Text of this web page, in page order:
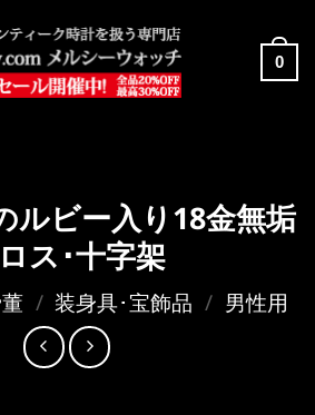
0
ルビー入り18金無垢
ス･十字架
/ 装身具･宝飾品 / 男性用